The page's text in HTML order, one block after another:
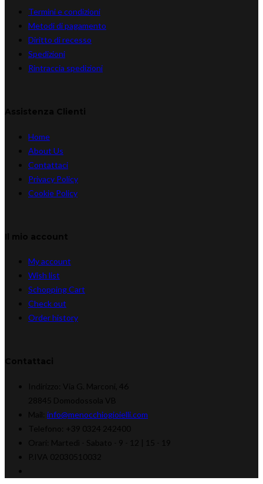
Termini e condizioni
Metodi di pagamento
Diritto di recesso
Spedizioni
Rintraccia spedizioni
Home
About Us
Contattaci
Privacy Policy
Cookie Policy
My account
Wish list
Schopping Cart
Check out
Order history
info@menocchiogioielli.com